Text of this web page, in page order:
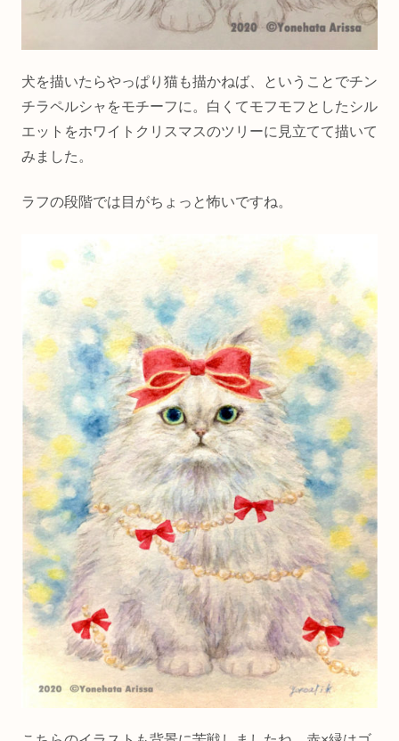
犬を描いたらやっぱり猫も描かねば、ということでチン
チラペルシャをモチーフに。白くてモフモフとしたシル
エットをホワイトクリスマスのツリーに見立てて描いて
みました。
ラフの段階では目がちょっと怖いですね。